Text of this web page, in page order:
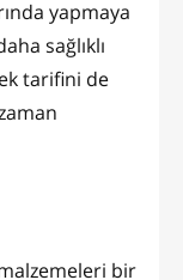
yapmaya
sağlıklı
tarifini de
bir